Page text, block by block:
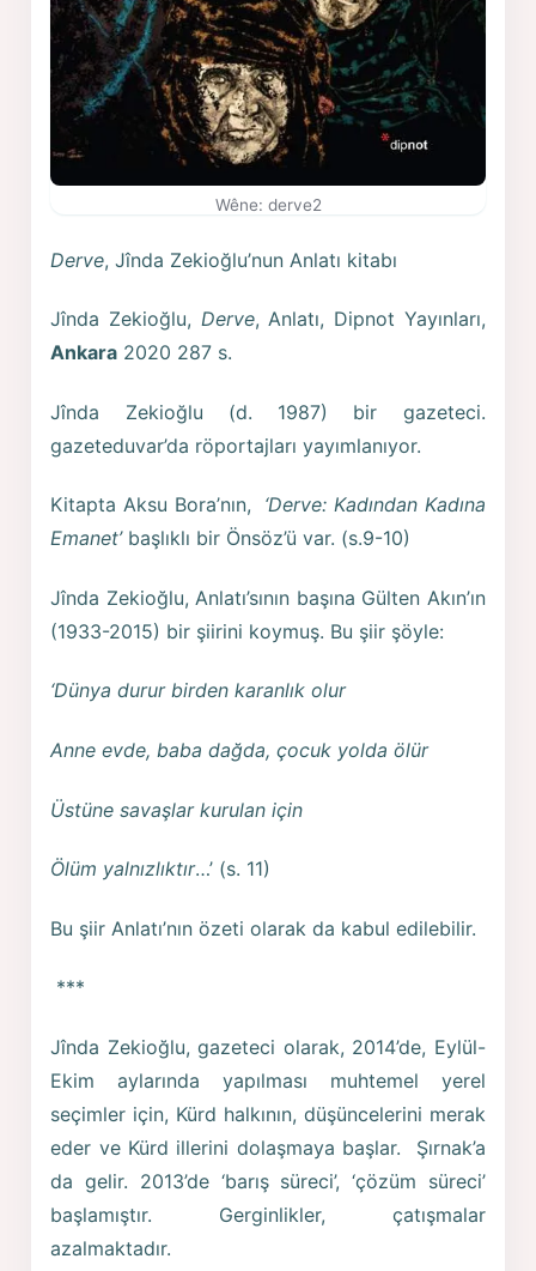
Wêne: derve2
Derve, Jînda Zekioğlu’nun Anlatı kitabı
Jînda Zekioğlu, Derve, Anlatı, Dipnot Yayınları,
Ankara 2020 287 s.
Jînda Zekioğlu (d. 1987) bir gazeteci.
gazeteduvar’da röportajları yayımlanıyor.
Kitapta Aksu Bora’nın, ‘Derve: Kadından Kadına
Emanet’başlıklı bir Önsöz’ü var. (s.9-10)
Jînda Zekioğlu, Anlatı’sının başına Gülten Akın’ın
(1933-2015) bir şiirini koymuş. Bu şiir şöyle:
‘Dünya durur birden karanlık olur
Anne evde, baba dağda, çocuk yolda ölür
Üstüne savaşlar kurulan için
Ölüm yalnızlıktır…’ (s. 11)
Bu şiir Anlatı’nın özeti olarak da kabul edilebilir.
***
Jînda Zekioğlu, gazeteci olarak, 2014’de, Eylül-
Ekim aylarında yapılması muhtemel yerel
seçimler için, Kürd halkının, düşüncelerini merak
eder ve Kürd illerini dolaşmaya başlar. Şırnak’a
da gelir. 2013’de ‘barış süreci’, ‘çözüm süreci’
başlamıştır. Gerginlikler, çatışmalar
azalmaktadır.